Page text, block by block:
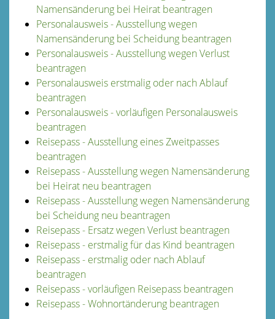
Namensänderung bei Heirat beantragen
Personalausweis - Ausstellung wegen
Namensänderung bei Scheidung beantragen
Personalausweis - Ausstellung wegen Verlust
beantragen
Personalausweis erstmalig oder nach Ablauf
beantragen
Personalausweis - vorläufigen Personalausweis
beantragen
Reisepass - Ausstellung eines Zweitpasses
beantragen
Reisepass - Ausstellung wegen Namensänderung
bei Heirat neu beantragen
Reisepass - Ausstellung wegen Namensänderung
bei Scheidung neu beantragen
Reisepass - Ersatz wegen Verlust beantragen
Reisepass - erstmalig für das Kind beantragen
Reisepass - erstmalig oder nach Ablauf
beantragen
Reisepass - vorläufigen Reisepass beantragen
Reisepass - Wohnortänderung beantragen